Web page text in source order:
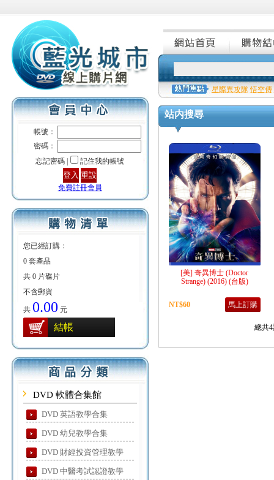
帳號：
密碼：
忘記密碼 |
記住我的帳號
免費註冊會員
您已經訂購：
0 套產品
共 0 片碟片
不含郵資
共 0.00 元
結帳
DVD 軟體合集館
DVD 英語教學合集
DVD 幼兒教學合集
DVD 財經投資管理教學
DVD 中醫考試認證教學
星際異攻隊 悟空傳
站内搜尋
[美] 奇異博士 (Doctor
Strange) (2016) (台版)
NT$60 馬上訂購
總共